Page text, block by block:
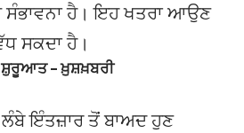
ਸੰਭਾਵਨਾ ਹੈ। ਇਹ ਖਤਰਾ ਆਉਣ
ਸਕਦਾ ਹੈ।
ਸ਼ੁਰੂਆਤ – ਖ਼ੁਸ਼ਖ਼ਬਰੀ
ਇੰਤਜ਼ਾਰ ਤੋਂ ਬਾਅਦ ਹੁਣ